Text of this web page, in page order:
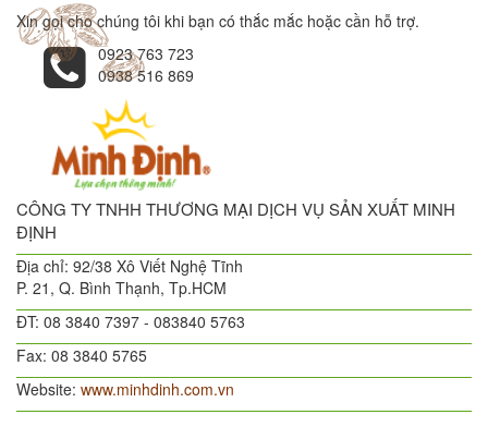
Xin gọi cho chúng tôi khi bạn có thắc mắc hoặc cần hỗ trợ.
0923 763 723
0938 516 869
CÔNG TY TNHH THƯƠNG MẠI DỊCH VỤ SẢN XUẤT MINH
ĐỊNH
Địa chỉ: 92/38 Xô Viết Nghệ Tĩnh
P. 21, Q. Bình Thạnh, Tp.HCM
ĐT: 08 3840 7397 - 083840 5763
Fax: 08 3840 5765
Website: www.minhdinh.com.vn